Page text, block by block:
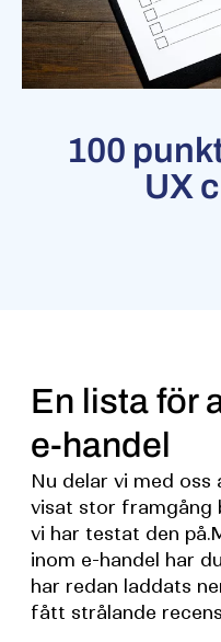
100
UX
En lista för
e-handel
Nu delar vi med oss
visat stor framgång
vi har testat den
inom e-handel har
har redan laddats
fått strålande